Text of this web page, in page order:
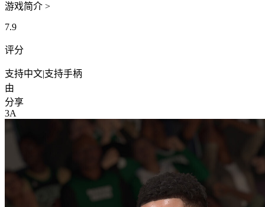
游戏简介 >
7.9
评分
支持中文|支持手柄
由
分享
3A